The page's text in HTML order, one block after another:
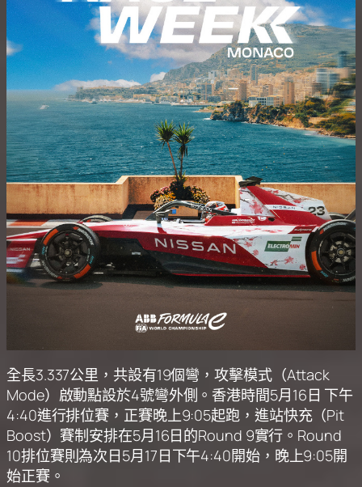
全長3.337公里，共設有19個彎，攻擊模式（Attack
Mode）啟動點設於4號彎外側。香港時間5月16日 下午
4:40進行排位賽，正賽晚上9:05起跑，進站快充（Pit
Boost）賽制安排在5月16日的Round 9實行。Round
10排位賽則為次日5月17日下午4:40開始，晚上9:05開
始正賽。